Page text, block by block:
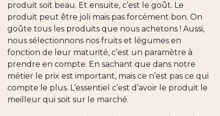
produit soit beau. Et ensuite, c’est le goût. Le
produit peut être joli mais pas forcément bon. On
goûte tous les produits que nous achetons ! Aussi,
nous sélectionnons nos fruits et légumes en
fonction de leur maturité, c’est un paramètre à
prendre en compte. En sachant que dans notre
métier le prix est important, mais ce n’est pas ce qui
compte le plus. L’essentiel c’est d’avoir le produit le
meilleur qui soit sur le marché.